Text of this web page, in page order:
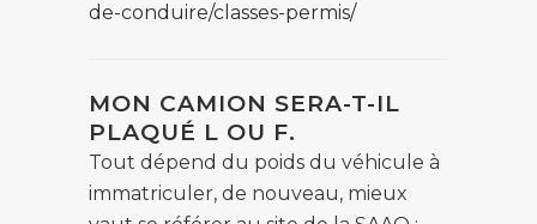
de-conduire/classes-permis/
MON CAMION SERA-T-IL
PLAQUÉ L OU F.
Tout dépend du poids du véhicule à
immatriculer, de nouveau, mieux